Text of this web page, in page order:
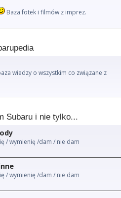
Baza fotek i filmów z imprez.
wiedzy o wszystkim co związane z
Subaru i nie tylko...
/ wymienię /dam / nie dam
/ wymienię /dam / nie dam